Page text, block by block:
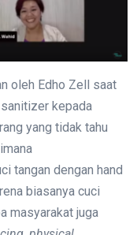
oleh Edho Zell saat
kepada
yang tidak tahu
tangan dengan hand
biasanya cuci
masyarakat juga